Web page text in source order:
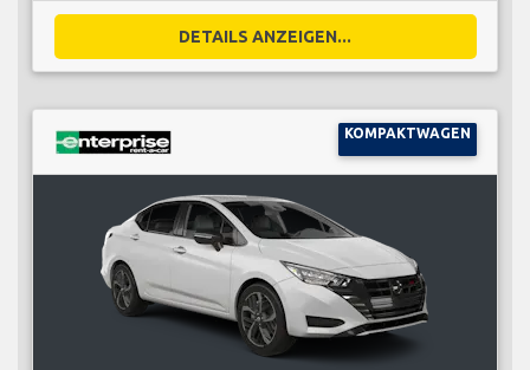
DETAILS ANZEIGEN...
KOMPAKTWAGEN